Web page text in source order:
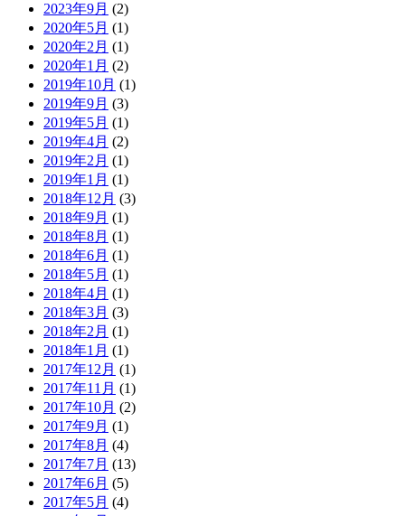
2023年9月 (2)
2020年5月 (1)
2020年2月 (1)
2020年1月 (2)
2019年10月 (1)
2019年9月 (3)
2019年5月 (1)
2019年4月 (2)
2019年2月 (1)
2019年1月 (1)
2018年12月 (3)
2018年9月 (1)
2018年8月 (1)
2018年6月 (1)
2018年5月 (1)
2018年4月 (1)
2018年3月 (3)
2018年2月 (1)
2018年1月 (1)
2017年12月 (1)
2017年11月 (1)
2017年10月 (2)
2017年9月 (1)
2017年8月 (4)
2017年7月 (13)
2017年6月 (5)
2017年5月 (4)